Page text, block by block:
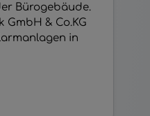
Bürogebäude.
GmbH & Co.KG
in